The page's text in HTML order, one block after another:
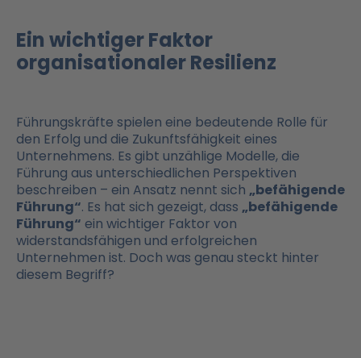
Ein wichtiger Faktor
organisationaler Resilienz
Führungskräfte spielen eine bedeutende Rolle für
den Erfolg und die Zukunftsfähigkeit eines
Unternehmens. Es gibt unzählige Modelle, die
Führung aus unterschiedlichen Perspektiven
beschreiben – ein Ansatz nennt sich „befähigende
Führung“. Es hat sich gezeigt, dass „befähigende
Führung“ ein wichtiger Faktor von
widerstandsfähigen und erfolgreichen
Unternehmen ist. Doch was genau steckt hinter
diesem Begriff?